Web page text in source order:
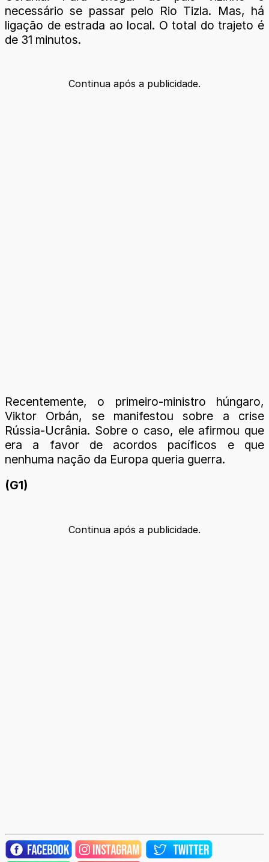
necessário se passar pelo Rio Tizla. Mas, há
ligação de estrada ao local. O total do trajeto é
de 31 minutos.
Continua após a publicidade.
Recentemente, o primeiro-ministro húngaro,
Viktor Orbán, se manifestou sobre a crise
Rússia-Ucrânia. Sobre o caso, ele afirmou que
era a favor de acordos pacíficos e que
nenhuma nação da Europa queria guerra.
(G1)
Continua após a publicidade.